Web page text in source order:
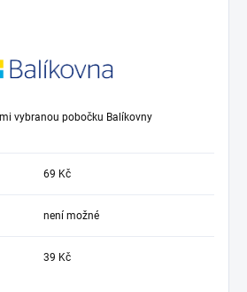
vybranou pobočku Balíkovny
69 Kč
není možné
39 Kč